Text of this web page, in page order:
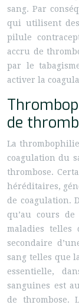
sang. Par
qui utilisent
pilule
accru de
par le
activer la
de
La
coagulation du
thrombose.
héréditaires,
de coagulation.
qu’au cours
maladies
secondaire
sang telles que
essentielle,
sanguines est
de thrombose.